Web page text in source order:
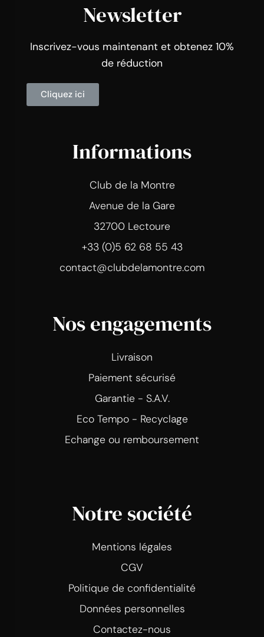
Newsletter
Inscrivez-vous maintenant et obtenez 10%
de réduction
Cliquez ici
Informations
Club de la Montre
Avenue de la Gare
32700 Lectoure
+33 (0)5 62 68 55 43
contact@clubdelamontre.com
Nos engagements
Livraison
Paiement sécurisé
Garantie - S.A.V.
Eco Tempo - Recyclage
Echange ou remboursement
Notre société
Mentions légales
CGV
Politique de confidentialité
Données personnelles
Contactez-nous